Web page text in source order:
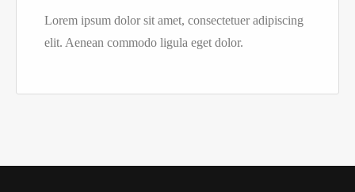
Lorem ipsum dolor sit amet, consectetuer adipiscing
elit. Aenean commodo ligula eget dolor.